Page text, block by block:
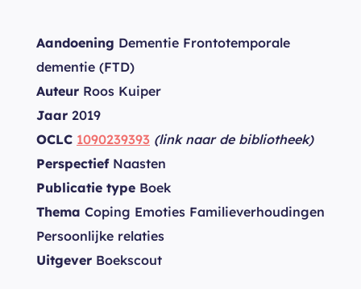
Aandoening Dementie Frontotemporale
dementie (FTD)
Auteur Roos Kuiper
Jaar 2019
OCLC 1090239393 (link naar de bibliotheek)
PerspectiefNaasten
Publicatie type Boek
Thema Coping Emoties Familieverhoudingen
Persoonlijke relaties
Uitgever Boekscout